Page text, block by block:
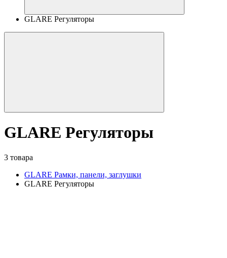
GLARE Регуляторы
GLARE Регуляторы
3 товара
GLARE Рамки, панели, заглушки
GLARE Регуляторы